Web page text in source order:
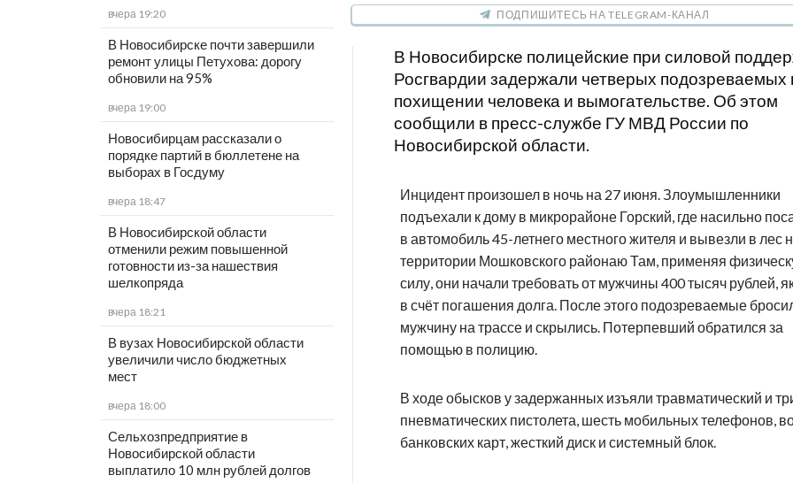
вчера 19:20
В Новосибирске почти завершили
ремонт улицы Петухова: дорогу
обновили на 95%
вчера 19:00
Новосибирцам рассказали о
порядке партий в бюллетене на
выборах в Госдуму
вчера 18:47
В Новосибирской области
отменили режим повышенной
готовности из-за нашествия
шелкопряда
вчера 18:21
В вузах Новосибирской области
увеличили число бюджетных
мест
вчера 18:00
Сельхозпредприятие в
Новосибирской области
выплатило 10 млн рублей долгов
ПОДПИШИТЕСЬ НА TELEGRAM-КАНАЛ
В Новосибирске полицейские при силовой
Росгвардии задержали четверых подозреваемых
похищении человека и вымогательстве. Об этом
сообщили в пресс-службе ГУ МВД России по
Новосибирской области.
Инцидент произошел в ночь на 27 июня. Злоумышленники
подъехали к дому в микрорайоне Горский, где насильно
в автомобиль 45-летнего местного жителя и вывезли в лес
территории Мошковского районаю Там, применяя
силу, они начали требовать от мужчины 400 тысяч рублей,
в счёт погашения долга. После этого подозреваемые
мужчину на трассе и скрылись. Потерпевший обратился за
помощью в полицию.
В ходе обысков у задержанных изъяли травматический и
пневматических пистолета, шесть мобильных телефонов,
банковских карт, жесткий диск и системный блок.